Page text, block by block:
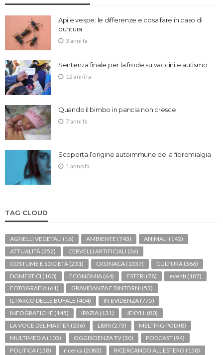
Api e vespe: le differenze e cosa fare in caso di
puntura
3 anni fa
Sentenza finale per la frode su vaccini e autismo
12 anni fa
Quando il bimbo in pancia non cresce
7 anni fa
Scoperta l’origine autoimmune della fibromialgia
1 anno fa
TAG CLOUD
AGNELLI VEGETALI (16) AMBIENTE (743) ANIMALI (142)
ATTUALITÀ (352) CERVELLI ARTIFICIALI (36)
COSTUME E SOCIETÀ (231) CRONACA (1337) CULTURA (366)
DOMESTICI (100) ECONOMIA (64) ESTERI (78) eventi (187)
FOTOGRAFIA (61) GRAVIDANZA E DINTORNI (53)
IL PARCO DELLE BUFALE (404) IN EVIDENZA (775)
INFOGRAFICHE (145) IPAZIA (131) JEKYLL (80)
LA VOCE DEL MASTER (236) LIBRI (273) MELTING POD (8)
MULTIMEDIA (103) OGGISCIENZA TV (30) PODCAST (94)
POLITICA (158) ricerca (2083) RICERCANDO ALL'ESTERO (158)